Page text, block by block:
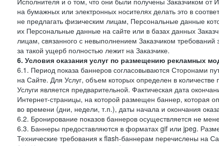
на бумажных или электронных носителях делать это в
не предлагать физическим лицам, Персональные данные
их Персональные данные на сайте или в базах данных
лицам, связанного с невыполнением Заказчиком
за такой ущерб полностью лежит на Заказчике.
6. Условия оказания услуг по размещению рекламных
6.1. Период показа баннеров согласовываются Сторонами
на Сайте. Для Услуг, объем которых определен в количестве
Услуги является предварительной. Фактическая дата
Интернет-страницы, на которой размещен баннер, которая
во времени (дни, недели, т.п.), даты начала и окончания
6.2. Бронирование показов баннеров осуществляется не
6.3. Баннеры предоставляются в форматах gif или jpeg.
Технические требования к flash-баннерам перечислены на